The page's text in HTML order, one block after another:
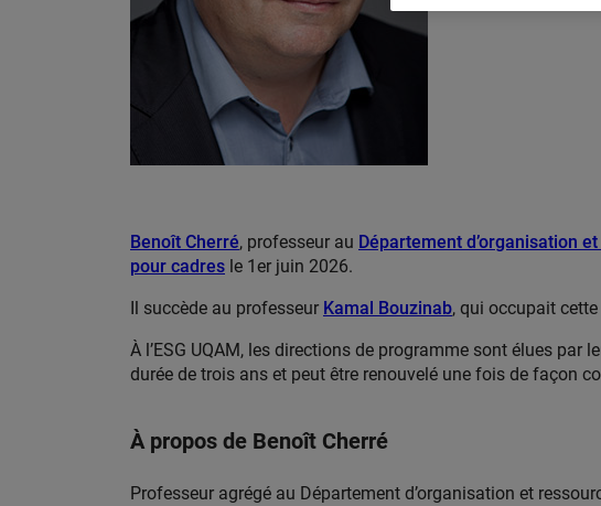
Benoît Cherré, professeur au Département d’organisation
pour cadres le 1er juin 2026.
Il succède au professeur Kamal Bouzinab, qui occupait
À l’ESG UQAM, les directions de programme sont élues par
durée de trois ans et peut être renouvelé une fois de façon
À propos de Benoît Cherré
Professeur agrégé au Département d’organisation et